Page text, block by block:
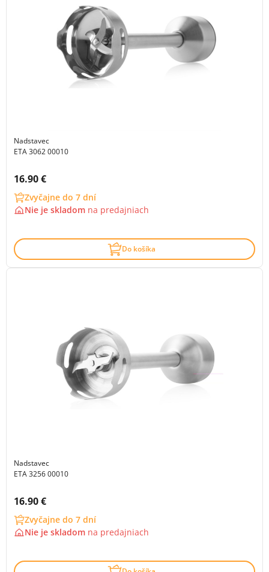
Nadstavec
ETA 3062 00010
Cena s DPH:
16.90 €
Zvyčajne do 7 dní
Nie je skladom na predajniach
Do košíka
Nadstavec
ETA 3256 00010
Cena s DPH:
16.90 €
Zvyčajne do 7 dní
Nie je skladom na predajniach